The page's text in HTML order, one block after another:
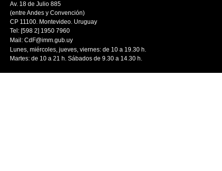
Av. 18 de Julio 885
(entre Andes y Convención)
CP 11100. Montevideo. Uruguay
Tel: [598 2] 1950 7960
Mail: CdF@imm.gub.uy
Lunes, miércoles, jueves, viernes: de 10 a 19.30 h.
Martes: de 10 a 21 h. Sábados de 9.30 a 14.30 h.